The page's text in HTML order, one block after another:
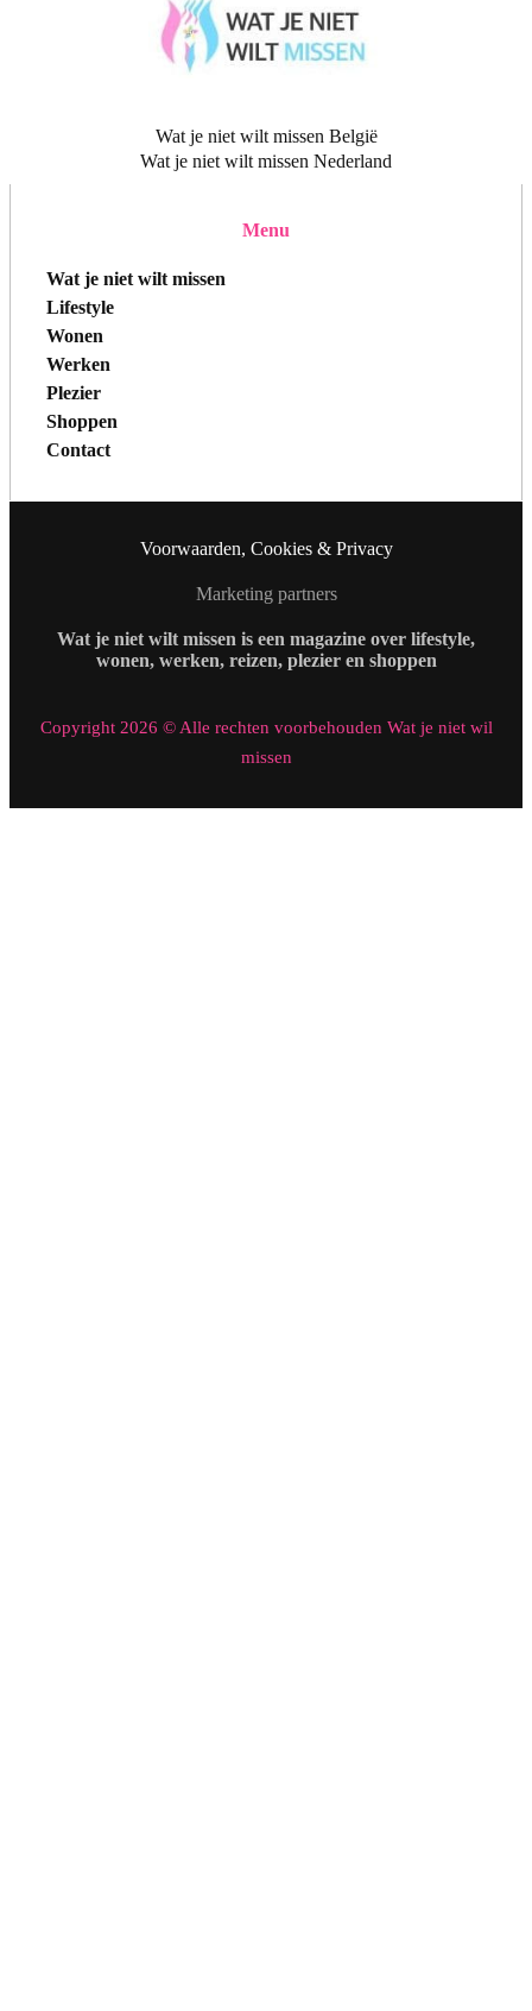
Wat je niet wilt missen België
Wat je niet wilt missen Nederland
Menu
Wat je niet wilt missen
Lifestyle
Wonen
Werken
Plezier
Shoppen
Contact
Voorwaarden, Cookies & Privacy
Marketing partners
Wat je niet wilt missen is een magazine over lifestyle,
wonen, werken, reizen, plezier en shoppen
Copyright 2026 © Alle rechten voorbehouden Wat je niet wil
missen